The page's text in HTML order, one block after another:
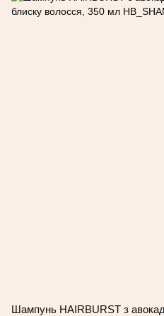
Шампунь HAIRBURST з